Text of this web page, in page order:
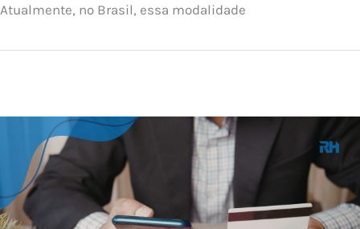
Atualmente, no Brasil, essa modalidade